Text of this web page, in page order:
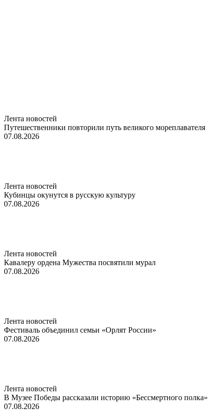
Лента новостей
Путешественники повторили путь великого мореплавателя
07.08.2026
Лента новостей
Кубинцы окунутся в русскую культуру
07.08.2026
Лента новостей
Кавалеру ордена Мужества посвятили мурал
07.08.2026
Лента новостей
Фестиваль объединил семьи «Орлят России»
07.08.2026
Лента новостей
В Музее Победы рассказали историю «Бессмертного полка»
07.08.2026